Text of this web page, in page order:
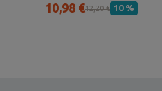
10,98 €12,20 € 10 %